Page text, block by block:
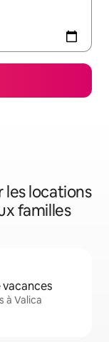
les locations
familles
à Valica